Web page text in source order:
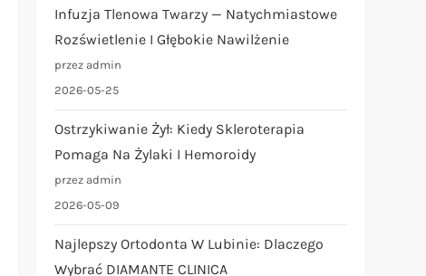
Infuzja Tlenowa Twarzy — Natychmiastowe
Rozświetlenie I Głębokie Nawilżenie
przez admin
2026-05-25
Ostrzykiwanie Żył: Kiedy Skleroterapia
Pomaga Na Żylaki I Hemoroidy
przez admin
2026-05-09
Najlepszy Ortodonta W Lubinie: Dlaczego
Wybrać DIAMANTE CLINICA